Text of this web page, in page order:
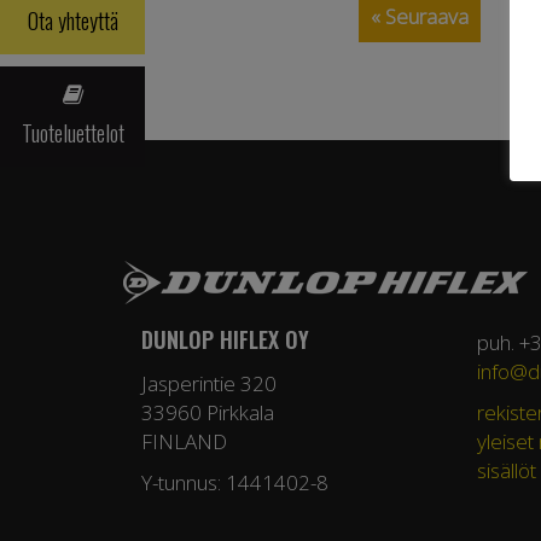
Ota yhteyttä
Tuoteluettelot
« Seuraava
DUNLOP HIFLEX OY
Jasperintie 320
33960 Pirkkala
FINLAND
Y-tunnus: 1441402-8
puh.
yleiset
sisällöt